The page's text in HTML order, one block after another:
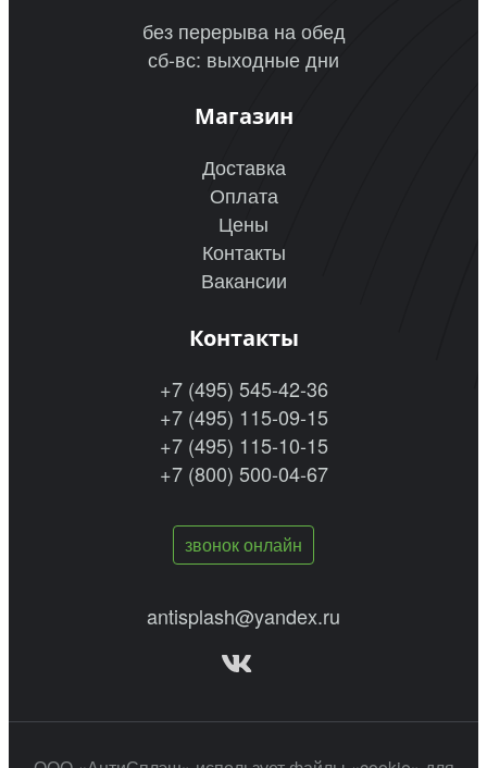
без перерыва на обед
сб-вс: выходные дни
Магазин
Доставка
Оплата
Цены
Контакты
Вакансии
Контакты
+7 (495) 545-42-36
+7 (495) 115-09-15
+7 (495) 115-10-15
+7 (800) 500-04-67
звонок онлайн
antisplash@yandex.ru